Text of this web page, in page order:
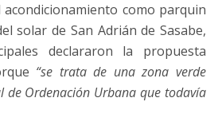
como parquin
solar de San Adrián de Sasabe,
declararon la propuesta
“se trata de una zona verde
de Ordenación Urbana que todavía